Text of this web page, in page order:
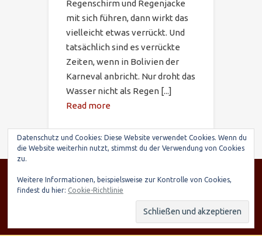
Regenschirm und Regenjacke
mit sich führen, dann wirkt das
vielleicht etwas verrückt. Und
tatsächlich sind es verrückte
Zeiten, wenn in Bolivien der
Karneval anbricht. Nur droht das
Wasser nicht als Regen [...]
Read more
Datenschutz und Cookies: Diese Website verwendet Cookies. Wenn du
die Website weiterhin nutzt, stimmst du der Verwendung von Cookies
zu.
Weitere Informationen, beispielsweise zur Kontrolle von Cookies,
findest du hier: Cookie-Richtlinie
84559 Kraiburg | Spendenkonto: Raiffeisenbank
9568 0000 7248 15, BIC: GENODEF1TAE